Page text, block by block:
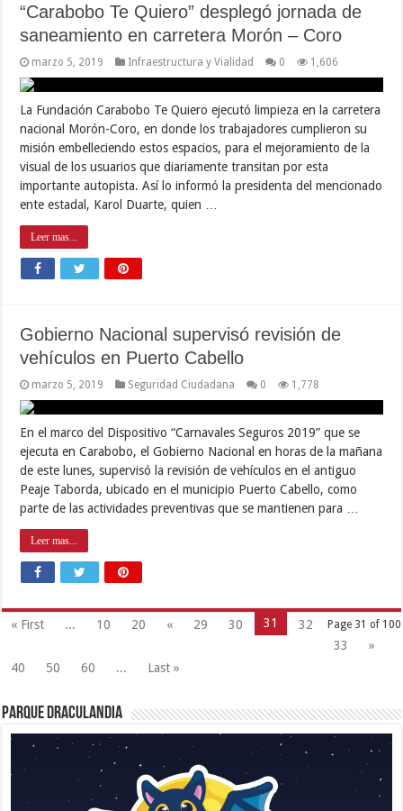
“Carabobo Te Quiero” desplegó jornada de
saneamiento en carretera Morón – Coro
marzo 5, 2019 Infraestructura y Vialidad 0 1,606
La Fundación Carabobo Te Quiero ejecutó limpieza en la carretera
nacional Morón-Coro, en donde los trabajadores cumplieron su
misión embelleciendo estos espacios, para el mejoramiento de la
visual de los usuarios que diariamente transitan por esta
importante autopista. Así lo informó la presidenta del mencionado
ente estadal, Karol Duarte, quien …
Leer mas...
Gobierno Nacional supervisó revisión de
vehículos en Puerto Cabello
marzo 5, 2019 Seguridad Ciudadana 0 1,778
En el marco del Dispositivo “Carnavales Seguros 2019” que se
ejecuta en Carabobo, el Gobierno Nacional en horas de la mañana
de este lunes, supervisó la revisión de vehículos en el antiguo
Peaje Taborda, ubicado en el municipio Puerto Cabello, como
parte de las actividades preventivas que se mantienen para …
Leer mas...
Page 31 of 100
« First ... 10 20 « 29 30 31
32
33
»
40
50 60 ... Last »
Parque Draculandia